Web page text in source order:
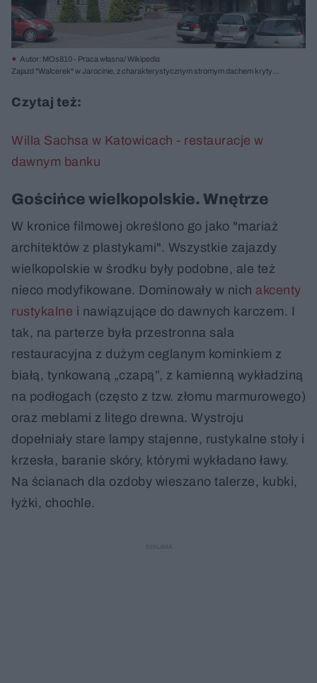
Autor: MOs810 - Praca własna/ Wikipedia
Zajazd "Walcerek" w Jarocinie, z charakterystycznym stromym dachem krytym
70., o których można przeczytać na Architektura Murator Plus.
Czytaj też:
Willa Sachsa w Katowicach - restauracje w
dawnym banku
Gościńce wielkopolskie. Wnętrze
W kronice filmowej określono go jako "mariaż
architektów z plastykami". Wszystkie zajazdy
wielkopolskie w środku były podobne, ale też
nieco modyfikowane. Dominowały w nich akcenty
rustykalne i nawiązujące do dawnych karczem. I
tak, na parterze była przestronna sala
restauracyjna z dużym ceglanym kominkiem z
białą, tynkowaną „czapą”, z kamienną wykładziną
na podłogach (często z tzw. złomu marmurowego)
oraz meblami z litego drewna. Wystroju
dopełniały stare lampy stajenne, rustykalne stoły i
krzesła, baranie skóry, którymi wykładano ławy.
Na ścianach dla ozdoby wieszano talerze, kubki,
łyżki, chochle.